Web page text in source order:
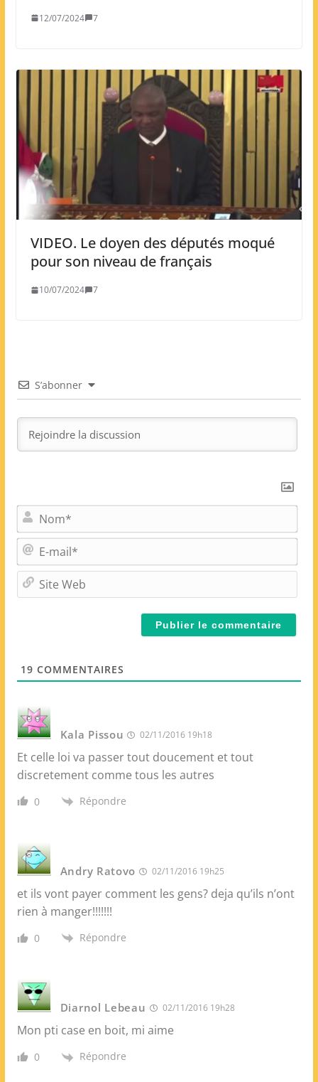
12/07/2024 7
VIDEO. Le doyen des députés moqué
pour son niveau de français
10/07/2024 7
S’abonner
o
m
-
m
i
19 COMMENTAIRES
Kala Pissou 02/11/2016 19h18
Et celle loi va passer tout doucement et tout
discretement comme tous les autres
0 Répondre
Andry Ratovo 02/11/2016 19h25
et ils vont payer comment les gens? deja qu’ils n’ont
rien à manger!!!!!!!
0 Répondre
Diarnol Lebeau 02/11/2016 19h28
Mon pti case en boit, mi aime
0 Répondre